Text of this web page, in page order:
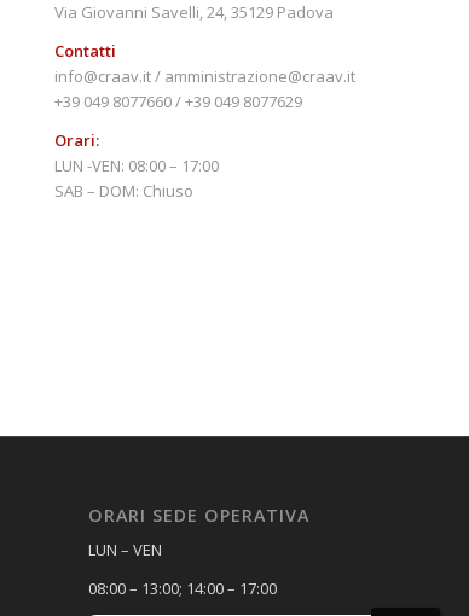
Via Giovanni Savelli, 24, 35129 Padova
Contatti
info@craav.it / amministrazione@craav.it
+39 049 8077660 / +39 049 8077629
Orari:
LUN -VEN: 08:00 – 17:00
SAB – DOM: Chiuso
ORARI SEDE OPERATIVA
LUN – VEN
08:00 – 13:00; 14:00 – 17:00